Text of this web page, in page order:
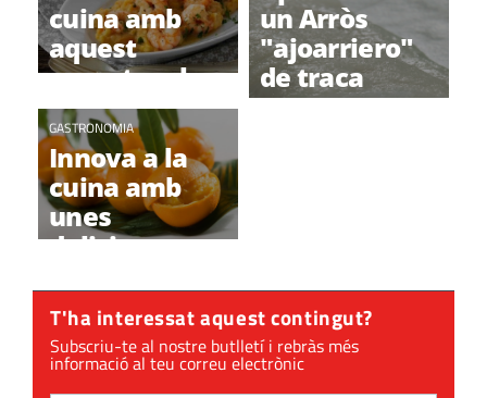
cuina amb
aquest
espectacular
estofat mar i
muntanya
un Arròs
"ajoarriero"
de traca
GASTRONOMIA
Innova a la
cuina amb
unes
delicioses
farcides
T'ha interessat aquest contingut?
Subscriu-te al nostre butlletí i rebràs més
informació al teu correu electrònic